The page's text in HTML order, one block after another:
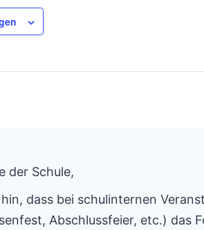
der Schule,
dass bei schulinternen
Abschlussfeier, etc.) das